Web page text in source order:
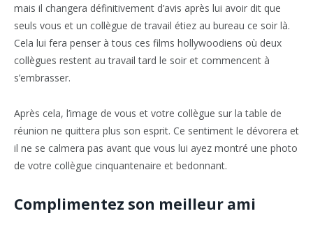
mais il changera définitivement d’avis après lui avoir dit que
seuls vous et un collègue de travail étiez au bureau ce soir là.
Cela lui fera penser à tous ces films hollywoodiens où deux
collègues restent au travail tard le soir et commencent à
s’embrasser.
Après cela, l’image de vous et votre collègue sur la table de
réunion ne quittera plus son esprit. Ce sentiment le dévorera et
il ne se calmera pas avant que vous lui ayez montré une photo
de votre collègue cinquantenaire et bedonnant.
Complimentez son meilleur ami